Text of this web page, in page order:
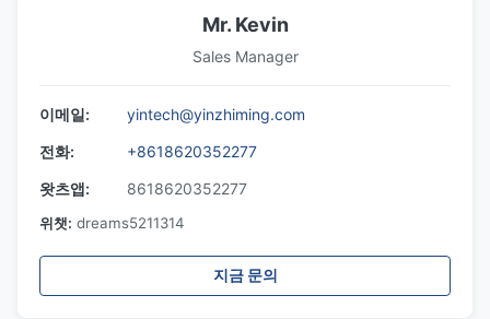
Mr. Kevin
Sales Manager
이메일:
yintech@yinzhiming.com
전화:
+8618620352277
왓츠앱:
8618620352277
위챗: dreams5211314
지금 문의